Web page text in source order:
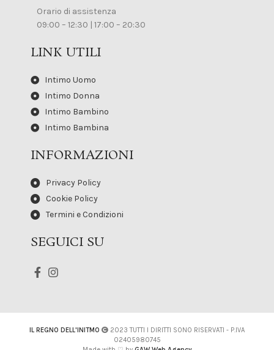
Orario di assistenza
09:00 – 12:30 | 17:00 – 20:30
LINK UTILI
Intimo Uomo
Intimo Donna
Intimo Bambino
Intimo Bambina
INFORMAZIONI
Privacy Policy
Cookie Policy
Termini e Condizioni
SEGUICI SU
IL REGNO DELL'INITMO
2023 TUTTI I DIRITTI SONO RISERVATI - P.IVA
02405980745